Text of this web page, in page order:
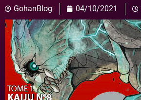
GohanBlog 04/10/2021